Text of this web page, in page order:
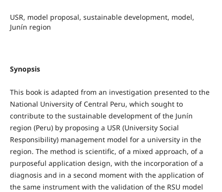
USR, model proposal, sustainable development, model,
Junín region
Synopsis
This book is adapted from an investigation presented to the
National University of Central Peru, which sought to
contribute to the sustainable development of the Junín
region (Peru) by proposing a USR (University Social
Responsibility) management model for a university in the
region. The method is scientific, of a mixed approach, of a
purposeful application design, with the incorporation of a
diagnosis and in a second moment with the application of
the same instrument with the validation of the RSU model